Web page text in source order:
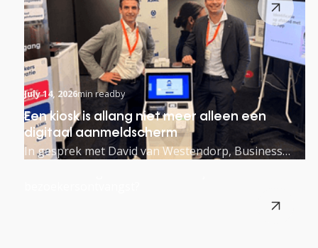
July 14, 2026min readby
Een kiosk is allang niet meer alleen een
digitaal aanmeldscherm
In gesprek met David van Westendorp, Business